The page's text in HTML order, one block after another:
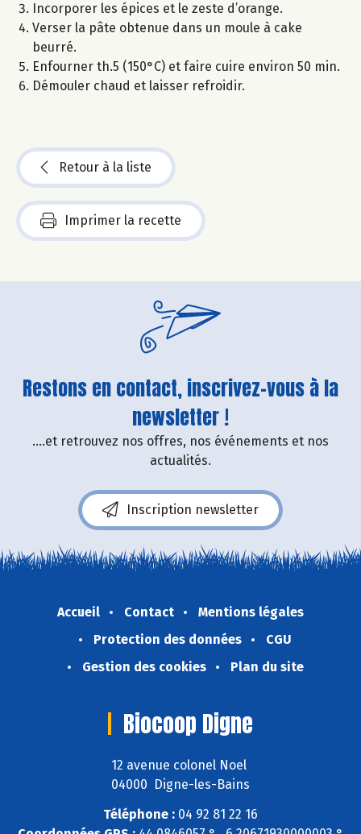
Incorporer les épices et le zeste d’orange.
Verser la pâte obtenue dans un moule à cake
beurré.
Enfourner th.5 (150°C) et faire cuire environ 50 min.
Démouler chaud et laisser refroidir.
Retour à la liste
Imprimer la recette
Restons en contact, inscrivez-vous à la
newsletter !
....et retrouvez nos offres, nos événements et nos
actualités.
Inscription newsletter
Accueil Contact
Mentions légales
Protection des données
CGU
Gestion des cookies
Plan du site
Biocoop Digne
12 avenue colonel Noel
04000 Digne-les-Bains
Téléphone : 04 92 81 22 16